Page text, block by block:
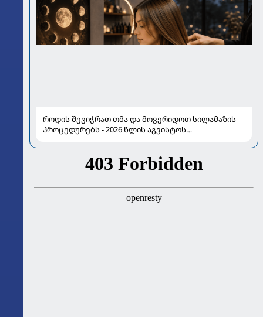
როდის შევიჭრათ თმა და მოვერიდოთ სილამაზის
პროცედურებს - 2026 წლის აგვისტოს